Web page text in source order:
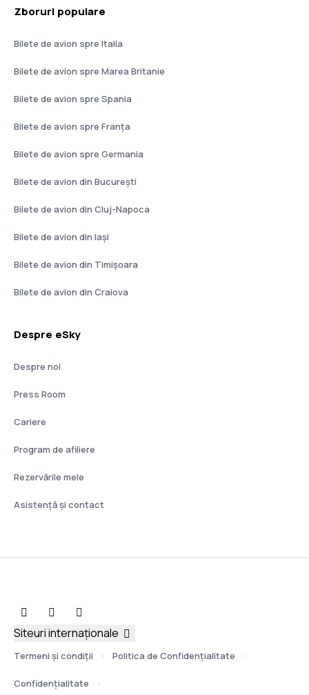
Zboruri populare
Bilete de avion spre Italia
Bilete de avion spre Marea Britanie
Bilete de avion spre Spania
Bilete de avion spre Franţa
Bilete de avion spre Germania
Bilete de avion din București
Bilete de avion din Cluj-Napoca
Bilete de avion din Iași
Bilete de avion din Timișoara
Bilete de avion din Craiova
Despre eSky
Despre noi
Press Room
Cariere
Program de afiliere
Rezervările mele
Asistenţă şi contact
Termeni şi condiţii Politica de Confidențialitate
Confidențialitate
Siteuri internaționale